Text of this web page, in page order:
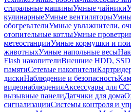
стиральные машиныУмные чайники
кулинарныеУмные вентиляторы
обогревателиУмные увлажнители,
отопительные котлыУмные
метеостанцииУмные кормушки и
животныхУмные напольные весы
Flash накопителиВнешние HDD, SSD
памятиСетевые накопители
дискиНаблюдение и безопасность
видеонаблюденияАксессуары для
вызывные панелиДатчики для дома
сигнализацииСистемы контроля и